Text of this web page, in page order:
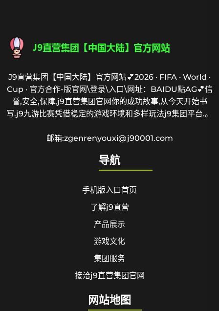
J9直营集团【中国大陆】官方网站💕2026 · FIFA · World ·
Cup · 官方合作-版官网\登录\入口\网址：BAIDU點AG💕信
誉,安全,保障,j9直营集团官网你的成功故事,从今天开始书
写.j9九游比赛凭借稳定的游戏环境和多样玩法j9集团平台.。
邮箱:zgenrenyouxi@j90001.com
导航
手机版入口首页
了解j9直营
产品展示
游戏文化
集团服务
接洽j9直营集团官网
网站地图